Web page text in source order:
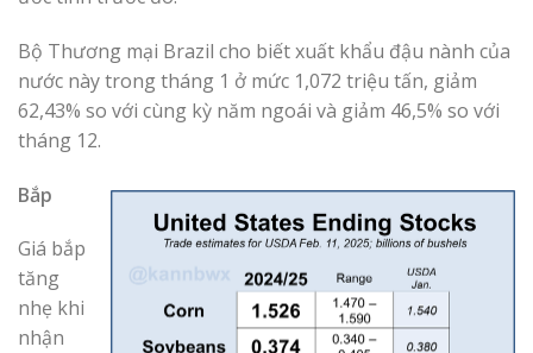
Bộ Thương mại Brazil cho biết xuất khẩu đậu nành của
nước này trong tháng 1 ở mức 1,072 triệu tấn, giảm
62,43% so với cùng kỳ năm ngoái và giảm 46,5% so với
tháng 12.
Bắp
Giá bắp
tăng
nhẹ khi
nhận